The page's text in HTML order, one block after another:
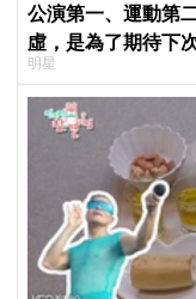
公演第一、運動第
虛，是為了期待下
明星